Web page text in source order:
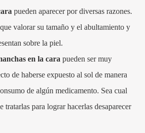
pueden aparecer por diversas razones.
valorar su tamaño y el abultamiento y
sobre la piel.
en la cara pueden ser muy
de haberse expuesto al sol de manera
de algún medicamento. Sea cual
tratarlas para lograr hacerlas desaparecer